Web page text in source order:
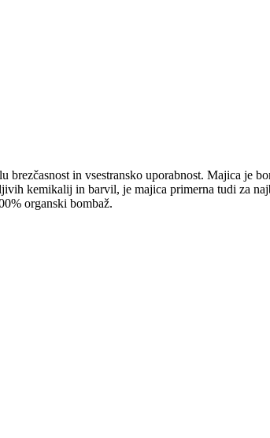
in vsestransko uporabnost. Majica je
kemikalij in barvil, je majica primerna tudi za
organski bombaž.